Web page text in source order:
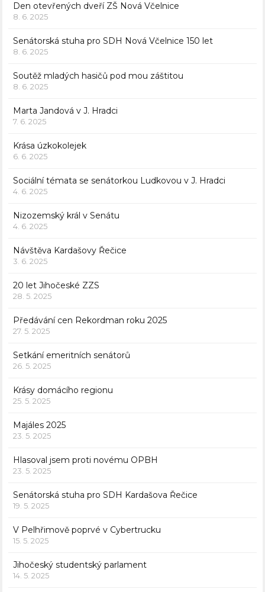
Den otevřených dveří ZŠ Nová Včelnice
8. 6. 2025
Senátorská stuha pro SDH Nová Včelnice 150 let
8. 6. 2025
Soutěž mladých hasičů pod mou záštitou
8. 6. 2025
Marta Jandová v J. Hradci
7. 6. 2025
Krása úzkokolejek
6. 6. 2025
Sociální témata se senátorkou Ludkovou v J. Hradci
4. 6. 2025
Nizozemský král v Senátu
4. 6. 2025
Návštěva Kardašovy Řečice
3. 6. 2025
20 let Jihočeské ZZS
28. 5. 2025
Předávání cen Rekordman roku 2025
27. 5. 2025
Setkání emeritních senátorů
26. 5. 2025
Krásy domácího regionu
25. 5. 2025
Majáles 2025
23. 5. 2025
Hlasoval jsem proti novému OPBH
23. 5. 2025
Senátorská stuha pro SDH Kardašova Řečice
19. 5. 2025
V Pelhřimově poprvé v Cybertrucku
15. 5. 2025
Jihočeský studentský parlament
14. 5. 2025